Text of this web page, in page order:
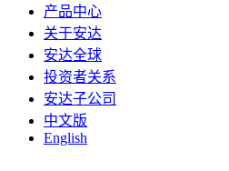
产品中心
关于安达
安达全球
投资者关系
安达子公司
中文版
English